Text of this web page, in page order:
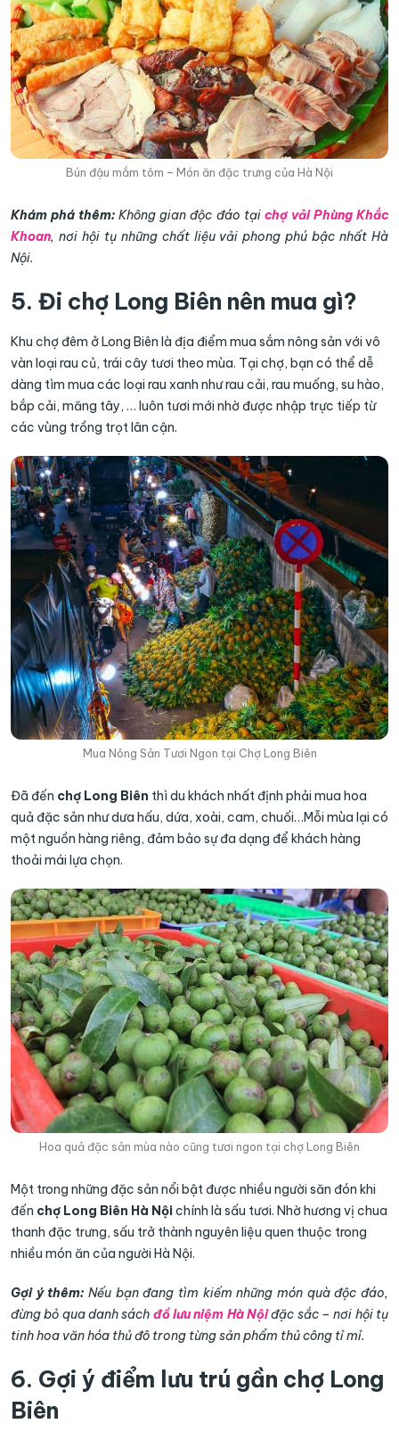
Bún đậu mắm tôm – Món ăn đặc trưng của Hà Nội
Khám phá thêm: Không gian độc đáo tại chợ vải Phùng Khắc
Khoan, nơi hội tụ những chất liệu vải phong phú bậc nhất Hà
Nội.
5. Đi chợ Long Biên nên mua gì?
Khu chợ đêm ở Long Biên là địa điểm mua sắm nông sản với vô
vàn loại rau củ, trái cây tươi theo mùa. Tại chợ, bạn có thể dễ
dàng tìm mua các loại rau xanh như rau cải, rau muống, su hào,
bắp cải, măng tây, … luôn tươi mới nhờ được nhập trực tiếp từ
các vùng trồng trọt lân cận.
Mua Nông Sản Tươi Ngon tại Chợ Long Biên
Đã đến chợ Long Biên thì du khách nhất định phải mua hoa
quả đặc sản như dưa hấu, dứa, xoài, cam, chuối…Mỗi mùa lại có
một nguồn hàng riêng, đảm bảo sự đa dạng để khách hàng
thoải mái lựa chọn.
Hoa quả đặc sản mùa nào cũng tươi ngon tại chợ Long Biên
Một trong những đặc sản nổi bật được nhiều người săn đón khi
đến chợ Long Biên Hà Nộichính là sấu tươi. Nhờ hương vị chua
thanh đặc trưng, sấu trở thành nguyên liệu quen thuộc trong
nhiều món ăn của người Hà Nội.
Gợi ý thêm: Nếu bạn đang tìm kiếm những món quà độc đáo,
đừng bỏ qua danh sách đồ lưu niệm Hà Nộiđặc sắc – nơi hội tụ
tinh hoa văn hóa thủ đô trong từng sản phẩm thủ công tỉ mỉ.
6. Gợi ý điểm lưu trú gần chợ Long
Biên